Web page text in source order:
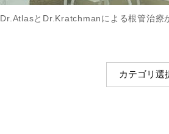
Dr.AtlasとDr.Kratchmanによる根管治